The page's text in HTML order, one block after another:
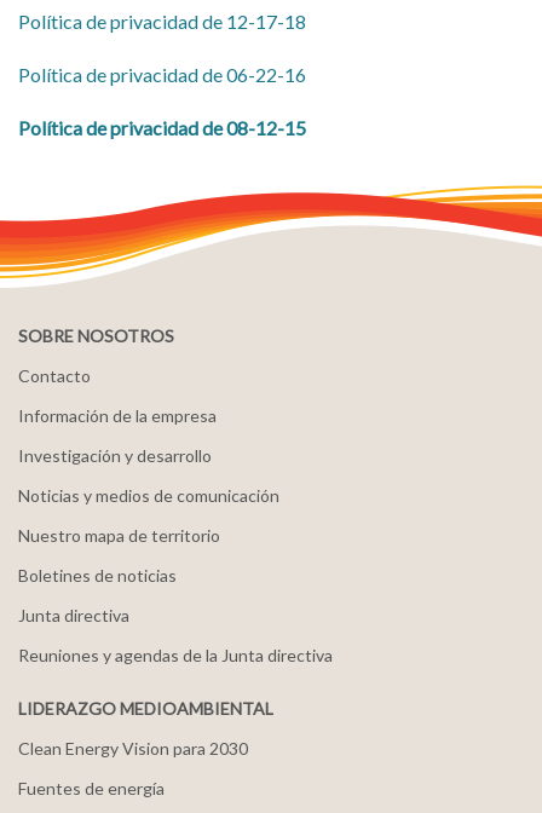
Política de privacidad de 12-17-18
Política de privacidad de 06-22-16
Política de privacidad de 08-12-15
SOBRE NOSOTROS
Contacto
Información de la empresa
Investigación y desarrollo
Noticias y medios de comunicación
Nuestro mapa de territorio
Boletines de noticias
Junta directiva
Reuniones y agendas de la Junta directiva
LIDERAZGO MEDIOAMBIENTAL
Clean Energy Vision para 2030
Fuentes de energía